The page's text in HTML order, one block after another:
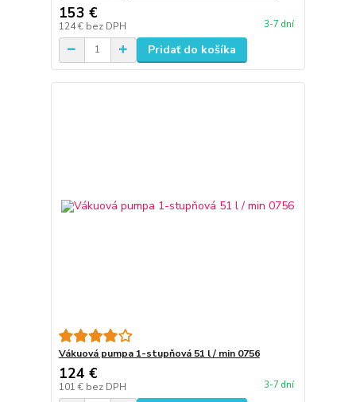
153 €
124 € bez DPH 3-7 dní
Pridať do košíka
Vákuová pumpa 1-stupňová 51 l / min 0756
124 €
101 € bez DPH 3-7 dní